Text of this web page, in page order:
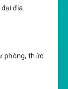
địa.
phòng, thức